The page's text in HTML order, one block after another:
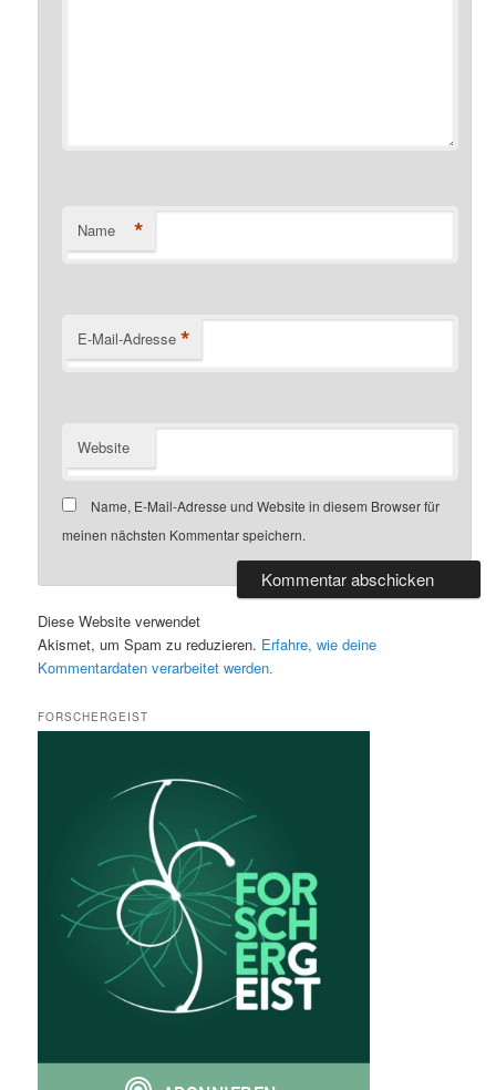
Name *
E-Mail-Adresse *
Website
Name, E-Mail-Adresse und Website in diesem Browser für
meinen nächsten Kommentar speichern.
Diese Website verwendet
Akismet, um Spam zu reduzieren. Erfahre, wie deine
Kommentardaten verarbeitet werden.
FORSCHERGEIST